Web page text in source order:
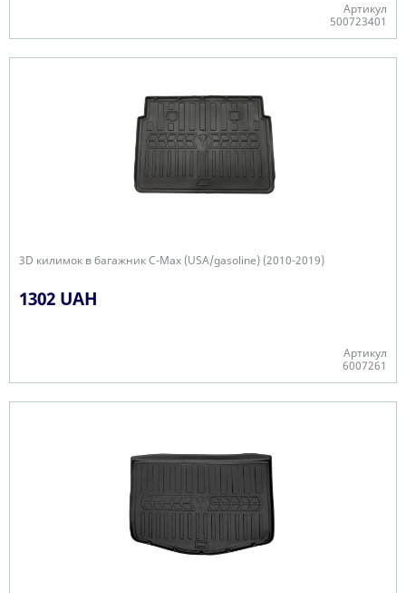
Артикул
500723401
3D килимок в багажник C-Max (USA/gasoline) (2010-2019)
1302 UAH
Артикул
6007261